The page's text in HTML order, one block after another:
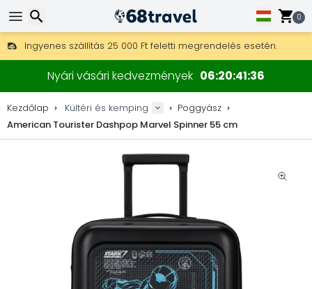
0
Ingyenes szállítás 25 000 Ft feletti megrendelés esetén.
30 nap a visszaküldésre, 90 nap a fa térképekre és dekorokra.
A legjobb árak outdoor felszerelésekre és kiegészítőkre.
Nyári vásári kedvezmények 06 20 41 36
Kezdőlap Kültéri és kemping
Poggyász
American Tourister Dashpop Marvel Spinner 55 cm
Keresés
Keresés